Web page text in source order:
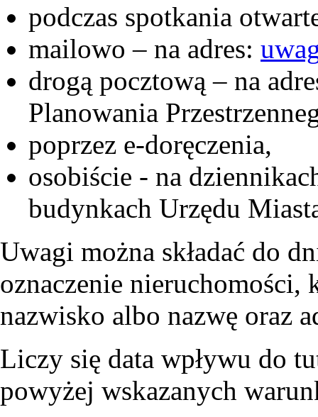
podczas spotkania
mailowo – na adres:
drogą pocztową – na
Planowania
poprzez e-doręczenia,
osobiście - na
budynkach Urzędu
Uwagi można składać do
oznaczenie
nazwisko albo nazwę oraz
Liczy się data wpływu do
powyżej wskazanych